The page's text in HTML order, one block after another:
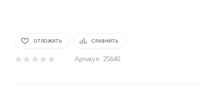
ОТЛОЖИТЬ СРАВНИТЬ
Артикул: 25640